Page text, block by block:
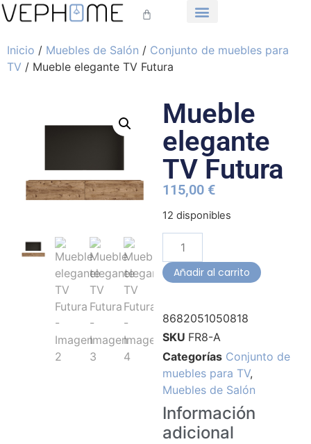
Inicio / Muebles de Salón / Conjunto de muebles para
TV / Mueble elegante TV Futura
Mueble
elegante
TV Futura
115,00 €
12 disponibles
Añadir al carrito
8682051050818
SKU FR8-A
Categorías Conjunto de
muebles para TV,
Muebles de Salón
Información
adicional